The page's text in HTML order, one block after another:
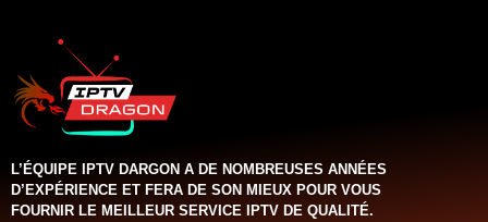
L’ÉQUIPE IPTV DARGON A DE NOMBREUSES ANNÉES
D’EXPÉRIENCE ET FERA DE SON MIEUX POUR VOUS
FOURNIR LE MEILLEUR SERVICE IPTV DE QUALITÉ.‌‌‌‌‌